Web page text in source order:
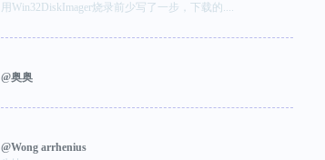
用Win32DiskImager烧录前少写了一步，下载的....
@奥奥
@Wong arrhenius